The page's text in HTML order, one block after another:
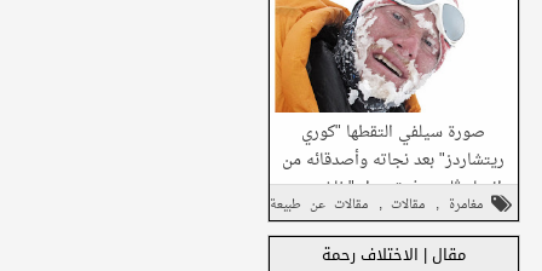
صورة سيلفي التقطها "كوري
ريتشاردز" بعد نجاته وأصدقائه من
انهيار ثلجي فوق جبل "غاشربروم
2" في باكستان بفضل هذه الصورة
...
مغامرة , مقالات , مقالات عن طبيعة
البشر
مقال | الاختلاف رحمة